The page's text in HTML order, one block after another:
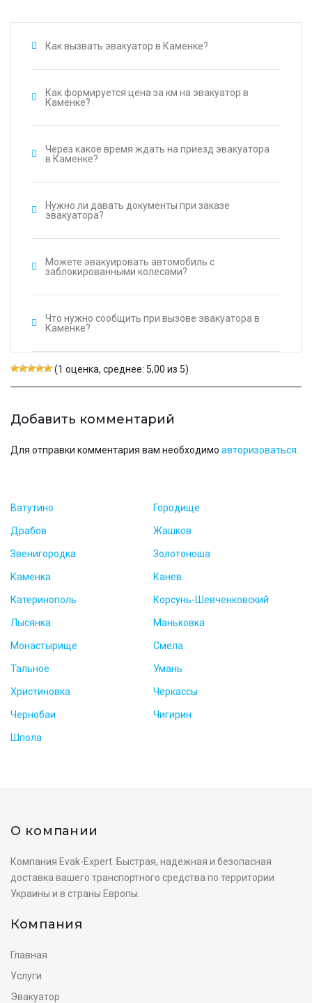
Ватутино Городище
Драбов Жашков
Звенигородка Золотоноша
Каменка Канев
Катеринополь Корсунь-Шевченковский
Лысянка Маньковка
Монастырище Смела
Тальное Умань
Христиновка Черкассы
Чернобаи Чигирин
Шпола
Как вызвать эвакуатор в Каменке?
Как формируется цена за км на эвакуатор в
Каменке?
Через какое время ждать на приезд эвакуатора
в Каменке?
Нужно ли давать документы при заказе
эвакуатора?
Можете эвакуировать автомобиль с
заблокированными колесами?
Что нужно сообщить при вызове эвакуатора в
Каменке?
(1 оценка, среднее: 5,00 из 5)
Добавить комментарий
Для отправки комментария вам необходимо авторизоваться
О компании
Компания Evak-Expert. Быстрая, надежная и безопасная
доставка вашего транспортного средства по территории
Украины и в страны Европы.
Компания
Главная
Услуги
Эвакуатор